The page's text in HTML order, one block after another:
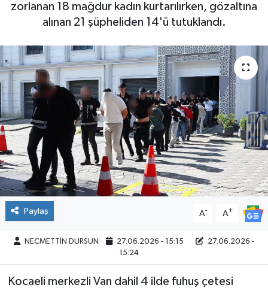
zorlanan 18 mağdur kadın kurtarılırken, gözaltına
alınan 21 şüpheliden 14'ü tutuklandı.
Paylaş A- A+
NECMETTİN DURSUN 27.06.2026 - 15:15
27.06.2026 -
15:24
Kocaeli merkezli Van dahil 4 ilde fuhuş çetesi